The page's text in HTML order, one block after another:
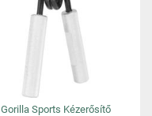
Gorilla Sports Kézerősítő